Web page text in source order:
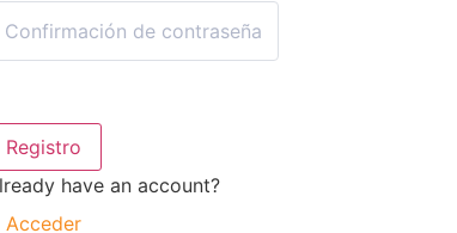
Registro
have an account?
Acceder